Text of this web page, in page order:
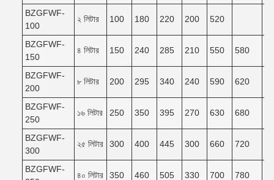
BZGFWF-
100
২ লিটার 100 180 220 200 520
BZGFWF-
150
৪ লিটার 150 240 285 210 550 580
BZGFWF-
200
৮ লিটার 200 295 340 240 590 620
BZGFWF-
250
১৬ লিটার 250 350 395 270 630 680
BZGFWF-
300
২৫ লিটার 300 400 445 300 660 720
BZGFWF-
৪০ লিটার 350 460 505 330 700 780